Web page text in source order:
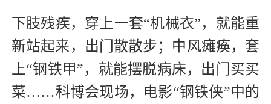
下肢残疾，穿上一套“机械衣”，就能重
新站起来，出门散散步；中风瘫痪，套
上“钢铁甲”，就能摆脱病床，出门买买
菜……科博会现场，电影“钢铁侠”中的